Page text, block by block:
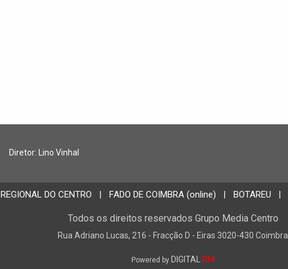
Diretor: Lino Vinhal
REGIONAL DO CENTRO | FADO DE COIMBRA (online) | BOTAREU |
Todos os direitos reservados Grupo Media Centro
Rua Adriano Lucas, 216 - Fracção D - Eiras 3020-430 Coimbra
Powered byDIGITAL RM